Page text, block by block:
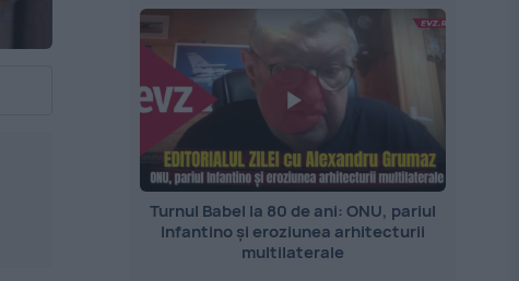
Turnul Babel la 80 de ani: ONU, pariul
Infantino și eroziunea arhitecturii
multilaterale